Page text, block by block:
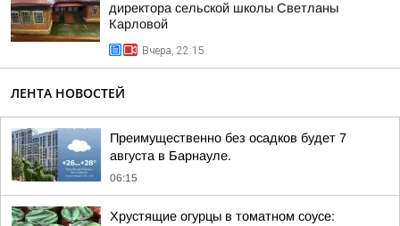
директора сельской школы Светланы
Карловой
Вчера, 22:15
ЛЕНТА НОВОСТЕЙ
Преимущественно без осадков будет 7
августа в Барнауле.
06:15
Хрустящие огурцы в томатном соусе: